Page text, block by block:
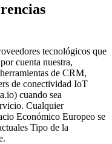
tecnológicos que
cuenta nuestra,
de CRM,
de conectividad IoT
cuando sea
Cualquier
Económico Europeo se
Tipo de la